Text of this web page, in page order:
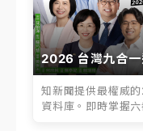
2026 台灣九合一
知新聞提供最權威
資料庫。即時掌握